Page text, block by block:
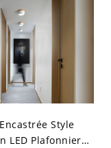
Style
LED Plafonnier